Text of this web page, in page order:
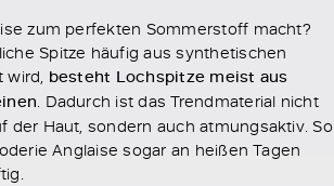
zum perfekten Sommerstoff macht?
Spitze häufig aus synthetischen
wird, besteht Lochspitze meist aus
. Dadurch ist das Trendmaterial nicht
der Haut, sondern auch atmungsaktiv. So
Anglaise sogar an heißen Tagen